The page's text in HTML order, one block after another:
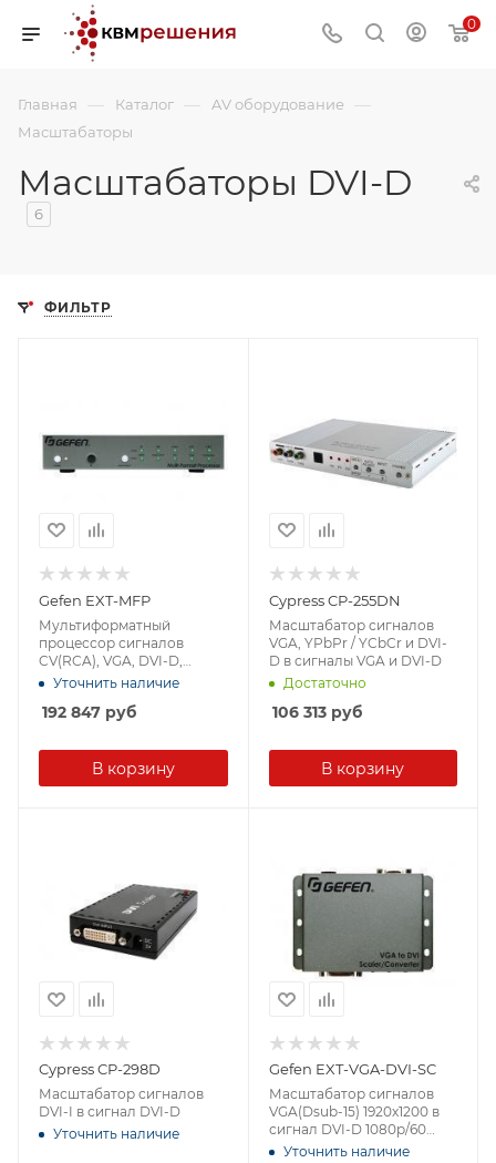
0
Главная — Каталог — AV оборудование —
Масштабаторы
Масштабаторы DVI-D
6
ФИЛЬТР
Gefen EXT-MFP
Мультиформатный
процессор сигналов
CV(RCA), VGA, DVI-D,
HDMI, DisplayPort 1080p
(2хmJack) и S/PDIF (RCA,
HDMI 1080p (1920x1200, 3D)
с HDCP и EDID, аудио
(2хRCA), управление по
Уточнить наличие
192 847 руб
В корзину
Cypress CP-255DN
Масштабатор сигналов
VGA, YPbPr / YCbCr и DVI-
D в сигналы VGA и DVI-D
Достаточно
106 313руб
В корзину
Cypress CP-298D
Масштабатор сигналов
DVI-I в сигнал DVI-D
Уточнить наличие
Gefen EXT-VGA-DVI-SC
Масштабатор сигналов
VGA(Dsub-15) 1920х1200 в
сигнал DVI-D 1080p/60
(1920x1200), управление
Уточнить наличие